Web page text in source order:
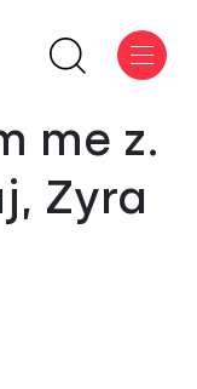
me z.
Zyra